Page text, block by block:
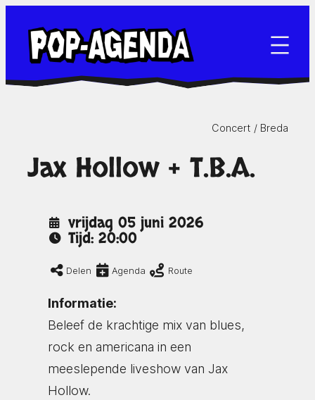
naar
inhoud
Concert / Breda
Jax Hollow + T.B.A.
vrijdag 05 juni 2026
Tijd: 20:00
Delen Agenda Route
Informatie:
Beleef de krachtige mix van blues,
rock en americana in een
meeslepende liveshow van Jax
Hollow.